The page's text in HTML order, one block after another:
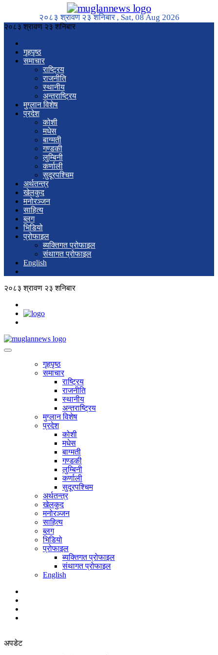
२०८३ श्रावण २३ शनिबार , Sat, 08 Aug 2026
२०८३ श्रावण २३ शनिबार
गृहपृष्ठ
समाचार
राष्ट्रिय
राजनीति
स्थानीय
अन्तराष्ट्रिय
मुग्लान विशेष
प्रदेश
कोशी
मधेस
बाग्मती
गण्डकी
लुम्बिनी
कर्णाली
सुदूरपश्चिम
अर्थतन्त्र
खेलकुद
मनोरञ्जन
साहित्य
ब्लग
भिडियो
प्रोफाइल
ब्यक्तिगत प्रोफाइल
संथागत प्रोफाइल
English
२०८३ श्रावण २३ शनिबार
गृहपृष्ठ
समाचार
राष्ट्रिय
राजनीति
स्थानीय
अन्तराष्ट्रिय
मुग्लान विशेष
प्रदेश
कोशी
मधेस
बाग्मती
गण्डकी
लुम्बिनी
कर्णाली
सुदूरपश्चिम
अर्थतन्त्र
खेलकुद
मनोरञ्जन
साहित्य
ब्लग
भिडियो
प्रोफाइल
ब्यक्तिगत प्रोफाइल
संथागत प्रोफाइल
English
अपडेट